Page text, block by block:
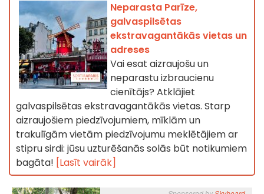
Neparasta Parīze,
galvaspilsētas
ekstravagantākās vietas un
adreses
Vai esat aizraujošu un
neparastu izbraucienu
cienītājs? Atklājiet
galvaspilsētas ekstravagantākās vietas. Starp
aizraujošiem piedzīvojumiem, mīklām un
trakulīgām vietām piedzīvojumu meklētājiem ar
stipru sirdi: jūsu uzturēšanās solās būt notikumiem
bagāta! [Lasīt vairāk]